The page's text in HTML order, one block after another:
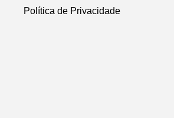
Política de Privacidade